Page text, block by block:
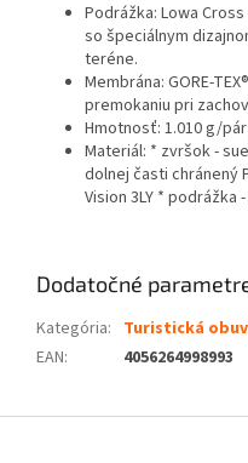
Podrážka: Lowa
so špeciálnym
teréne.
Membrána: GORE-
premokaniu pri
Hmotnosť: 1.010 g/
Materiál: * zvršok -
dolnej časti chránený
Vision 3LY * podrážka
Dodatočné
Kategória: Turistická obuv
EAN: 4056264998993